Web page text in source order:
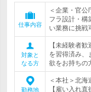
仕事内容
＜企業・官公
フラ設計・構
い業務に挑戦
対象と
なる方
【未経験者
を習得済み、
欲をお持ちの
勤務地
＜本社＞北
【雇い入れ